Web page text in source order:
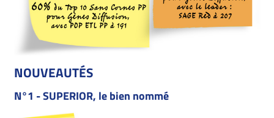
NOUVEAUTÉS
N°1 - SUPERIOR, le bien nommé